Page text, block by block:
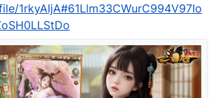
1rkyAIjA#61Llm33CWurC994V97Io